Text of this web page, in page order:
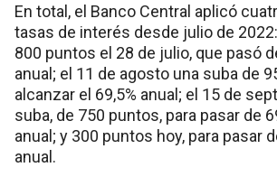
En total, el Banco Central aplicó
tasas de interés desde julio de
800 puntos el 28 de julio, que pasó
anual; el 11 de agosto una suba de
alcanzar el 69,5% anual; el 15 de
suba, de 750 puntos, para pasar de
anual; y 300 puntos hoy, para pasar
anual.